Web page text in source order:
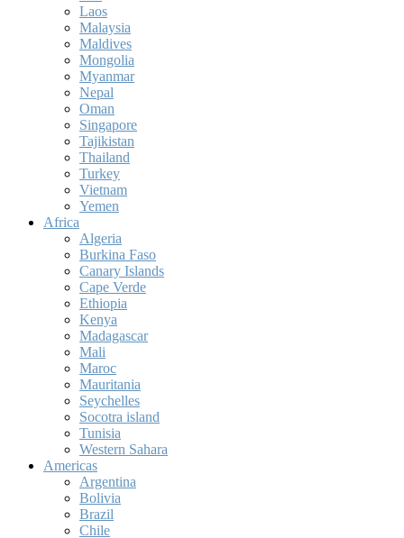
Laos
Malaysia
Maldives
Mongolia
Myanmar
Nepal
Oman
Singapore
Tajikistan
Thailand
Turkey
Vietnam
Yemen
Africa
Algeria
Burkina Faso
Canary Islands
Cape Verde
Ethiopia
Kenya
Madagascar
Mali
Maroc
Mauritania
Seychelles
Socotra island
Tunisia
Western Sahara
Americas
Argentina
Bolivia
Brazil
Chile